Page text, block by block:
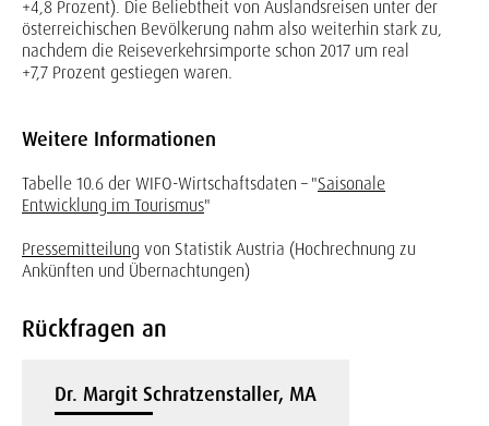
+4,8 Prozent). Die Beliebtheit von Auslandsreisen unter der
österreichischen Bevölkerung nahm also weiterhin stark zu,
nachdem die Reiseverkehrsimporte schon 2017 um real
+7,7 Prozent gestiegen waren.
Weitere Informationen
Tabelle 10.6 der WIFO-Wirtschaftsdaten – "Saisonale
Entwicklung im Tourismus"
Pressemitteilung von Statistik Austria (Hochrechnung zu
Ankünften und Übernachtungen)
Rückfragen an
Dr. Margit Schratzenstaller, MA